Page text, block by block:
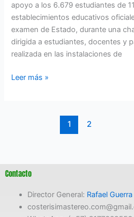
apoyo a los 6.679 estudiantes de
establecimientos educativos
examen de Estado, durante una
dirigida a estudiantes, docentes y
realizada en las instalaciones de
Leer más »
1 2
Contacto
Director General: Rafael Guerra